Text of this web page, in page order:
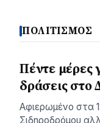
ΠΟΛΙΤΙΣΜΟΣ
Πέντε μέρες
δράσεις
Αφιερωμένο στα
Σιδηροδρόμου